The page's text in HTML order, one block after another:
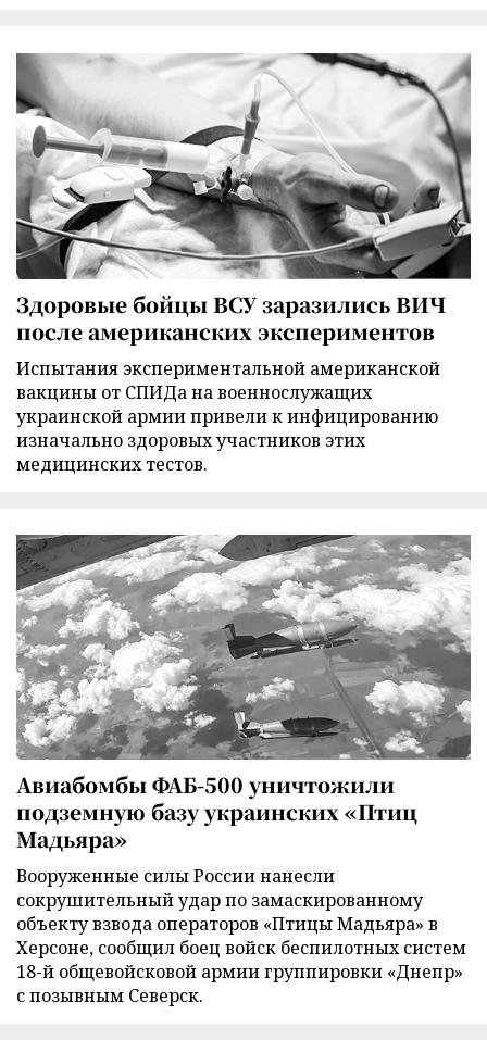
Здоровые бойцы ВСУ заразились ВИЧ
после американских экспериментов
Испытания экспериментальной американской
вакцины от СПИДа на военнослужащих
украинской армии привели к инфицированию
изначально здоровых участников этих
медицинских тестов.
Авиабомбы ФАБ-500 уничтожили
подземную базу украинских «Птиц
Мадьяра»
Вооруженные силы России нанесли
сокрушительный удар по замаскированному
объекту взвода операторов «Птицы Мадьяра» в
Херсоне, сообщил боец войск беспилотных систем
18-й общевойсковой армии группировки «Днепр»
с позывным Северск.